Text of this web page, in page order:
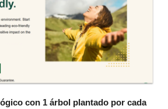
con 1 árbol plantado por cada